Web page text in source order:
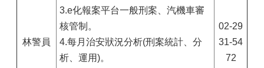
林警員
3.e化報案平台一般刑案、汽機車審
核管制。
4.每月治安狀況分析(刑案統計、分
析、運用)。
02-29
31-54
72